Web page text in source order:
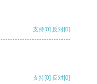
支持[0] 反对[0]
支持[0] 反对[0]